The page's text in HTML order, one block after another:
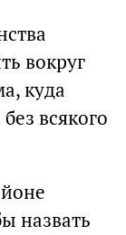
вокруг
куда
всякого
назвать